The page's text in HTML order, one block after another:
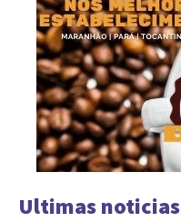
Ultimas noticias